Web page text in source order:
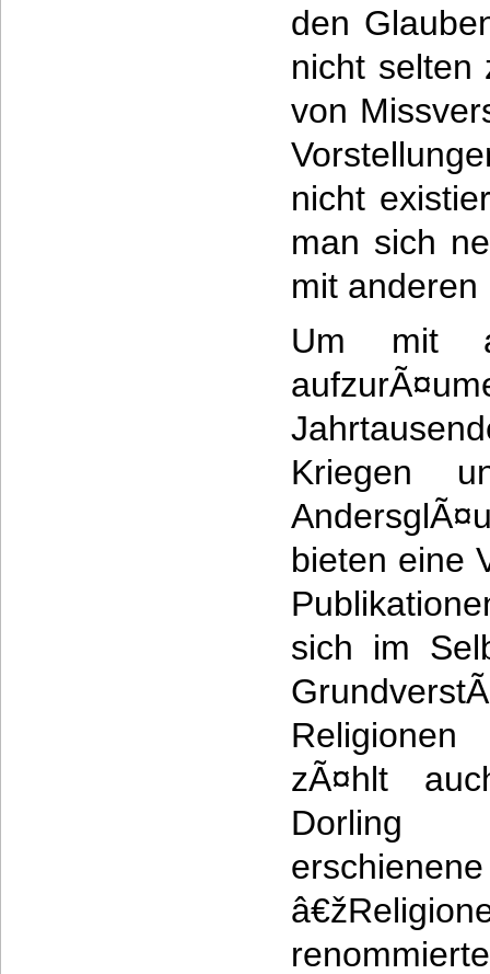
den
nicht selten
von
nicht
man sich
mit
Um mit
Kriegen
bieten eine
sich im
zÃ¤hlt
Dorling